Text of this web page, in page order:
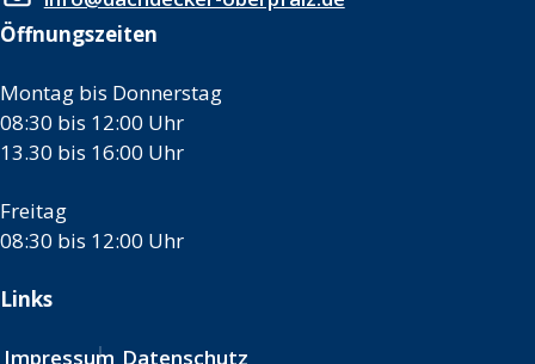
Öffnungszeiten
Montag bis Donnerstag
08:30 bis 12:00 Uhr
13.30 bis 16:00 Uhr
Freitag
08:30 bis 12:00 Uhr
Links
Impressum Datenschutz